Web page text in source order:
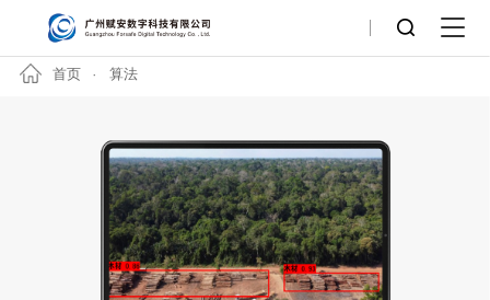
首页 算法